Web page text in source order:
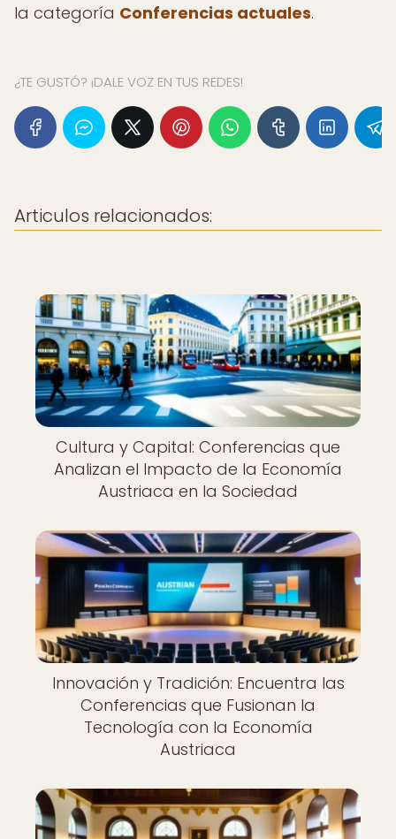
la categoría Conferencias actuales.
¿TE GUSTÓ? ¡DALE VOZ EN TUS REDES!
Articulos relacionados:
Cultura y Capital: Conferencias que
Analizan el Impacto de la Economía
Austriaca en la Sociedad
Innovación y Tradición: Encuentra las
Conferencias que Fusionan la
Tecnología con la Economía
Austriaca